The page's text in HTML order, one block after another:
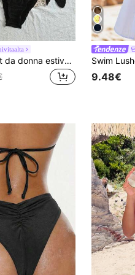
Vivid Eden Set da donna estivo da spiaggia con bikini sexy a colore unito con laccio al collo e slip a triangolo
9.48€